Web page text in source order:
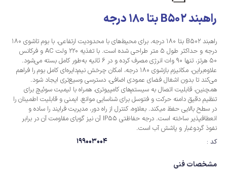
راهبند B502 بتا 180 درجه
راهبند B502 بتا 180 درجه، برای محیط‌های با محدودیت ارتفاعی، با بوم تاشوی 180
درجه و حداکثر طول 5 متر طراحی شده است. با تغذیه 220 ولت AC و فرکانس
50 هرتز، تنها 90 وات انرژی مصرف کرده و در 6 ثانیه به‌طور کامل بسته می‌شود.
علاوه‌براین، مکانیزم بازشوی 180 درجه، امکان چرخش نیم‌دایره‌ای کامل بوم را فراهم
می‌کند تا بدون اشغال فضای عمودی اضافی، دسترسی وسیع‌تری ایجاد شود.
همچنین، قابلیت اتصال به سیستم‌های کامپیوتری، همراه با لیمیت سوئیچ برای
تنظیم دقیق دامنه حرکت و فتوسل برای شناسایی موانع، ایمنی و قابلیت اطمینان را
در سطح بالایی حفظ میکند. بعلاوه، کنترل از راه دور، مدیریت فرایند را ساده و
انعطافپذیر ساخته است. درجه حفاظتی IP55 آن نیز گویای مقاومت آن در برابر
نفوذ گردوغبار و پاشش آب است.
کد :
199003004
مشخصات فنی